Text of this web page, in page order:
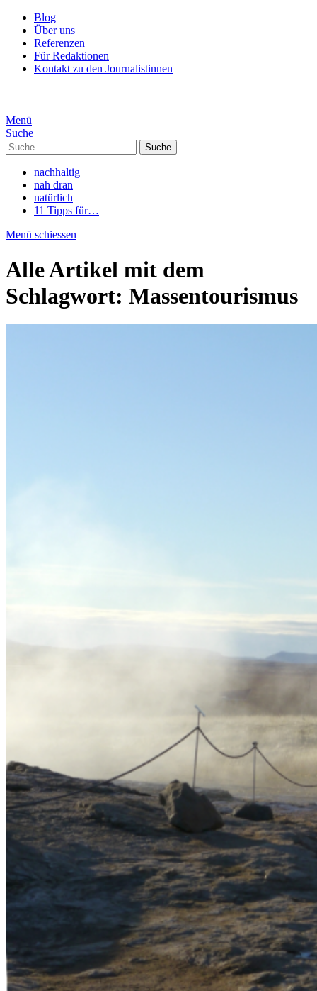
Blog
Über uns
Referenzen
Für Redaktionen
Kontakt zu den Journalistinnen
Menü
Suche
Suche
nachhaltig
nah dran
natürlich
11 Tipps für…
Menü schiessen
Alle Artikel mit dem
Schlagwort: Massentourismus